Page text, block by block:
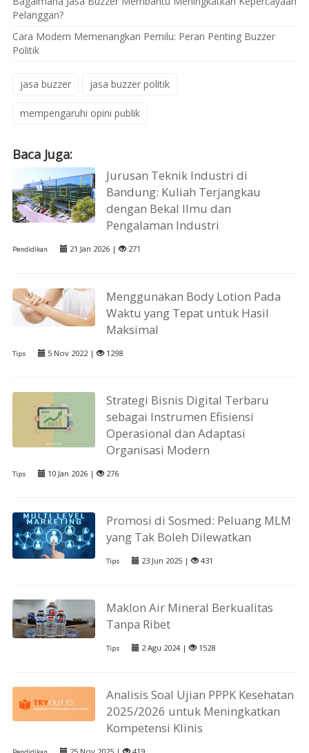
Pelanggan?
Cara Modern Memenangkan Pemilu: Peran Penting Buzzer
Politik
jasa buzzer jasa buzzer politik
mempengaruhi opini publik
Baca Juga:
Jurusan Teknik Industri di
Bandung: Kuliah Terjangkau
dengan Bekal Ilmu dan
Pengalaman Industri
Pendidikan 21 Jan 2026 | 271
Menggunakan Body Lotion Pada
Waktu yang Tepat untuk Hasil
Maksimal
Tips 5 Nov 2022 | 1298
Strategi Bisnis Digital Terbaru
sebagai Instrumen Efisiensi
Operasional dan Adaptasi
Organisasi Modern
Tips 10 Jan 2026 | 276
Promosi di Sosmed: Peluang MLM
yang Tak Boleh Dilewatkan
Tips 23 Jun 2025 | 431
Maklon Air Mineral Berkualitas
Tanpa Ribet
Tips 2 Agu 2024 | 1528
Analisis Soal Ujian PPPK Kesehatan
2025/2026 untuk Meningkatkan
Kompetensi Klinis